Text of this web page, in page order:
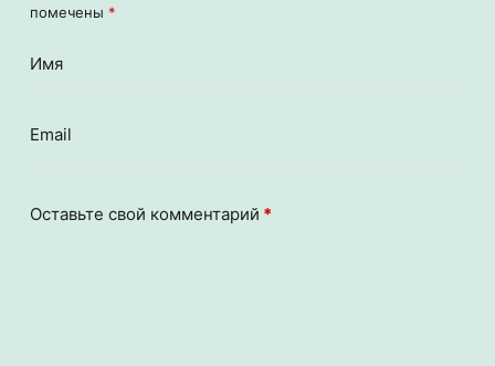
помечены *
Имя
Email
Оставьте свой комментарий *